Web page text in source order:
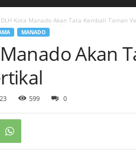
DLH Kota Manado Akan Tata Kembali Taman
MANADO
Akan
599 0